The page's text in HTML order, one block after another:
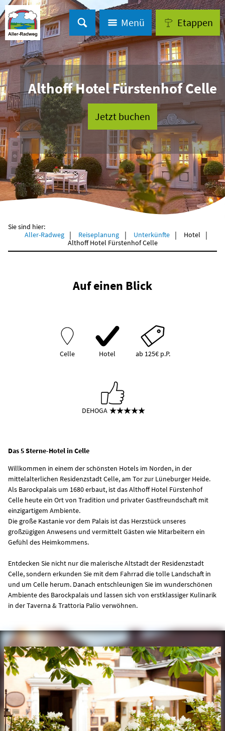
Menü Etappen
Althoff Hotel Fürstenhof Celle
Jetzt buchen
Sie sind hier:
Aller-Radweg
Reiseplanung Unterkünfte
Hotel
Althoff Hotel Fürstenhof Celle
Auf einen Blick
Celle Hotel ab 125€ p.P.
DEHOGA
Das 5 Sterne-Hotel in Celle
Willkommen in einem der schönsten Hotels im Norden, in der
mittelalterlichen Residenzstadt Celle, am Tor zur Lüneburger Heide.
Als Barockpalais um 1680 erbaut, ist das Althoff Hotel Fürstenhof
Celle heute ein Ort von Tradition und privater Gastfreundschaft mit
einzigartigem Ambiente.
Die große Kastanie vor dem Palais ist das Herzstück unseres
großzügigen Anwesens und vermittelt Gästen wie Mitarbeitern ein
Gefühl des Heimkommens.
Entdecken Sie nicht nur die malerische Altstadt der Residenzstadt
Celle, sondern erkunden Sie mit dem Fahrrad die tolle Landschaft in
und um Celle herum. Danach entschleunigen Sie im wunderschönen
Ambiente des Barockpalais und lassen sich von erstklassiger Kulinarik
in der Taverna & Trattoria Palio verwöhnen.